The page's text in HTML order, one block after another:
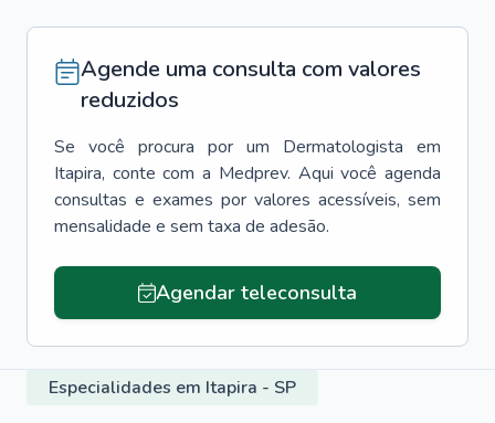
Agende uma consulta com valores
reduzidos
Se você procura por um Dermatologista em
Itapira, conte com a Medprev. Aqui você agenda
consultas e exames por valores acessíveis, sem
mensalidade e sem taxa de adesão.
Agendar teleconsulta
Especialidades em Itapira - SP